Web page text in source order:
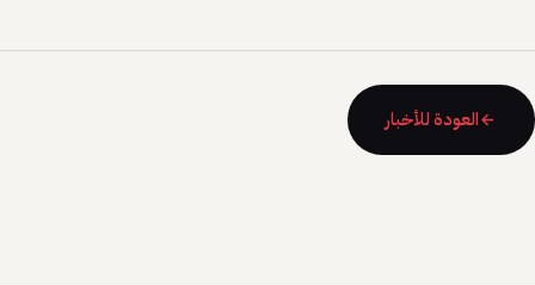
العودة للأخبار